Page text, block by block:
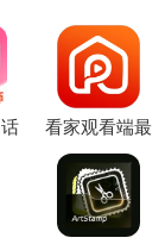
看家观看端最
新手机版